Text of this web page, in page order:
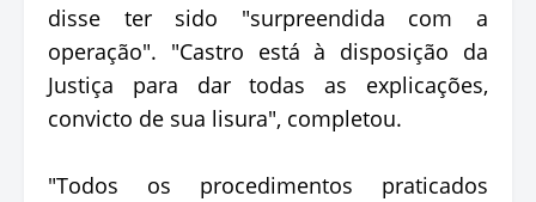
disse ter sido "surpreendida com a
operação". "Castro está à disposição da
Justiça para dar todas as explicações,
convicto de sua lisura", completou.
"Todos os procedimentos praticados